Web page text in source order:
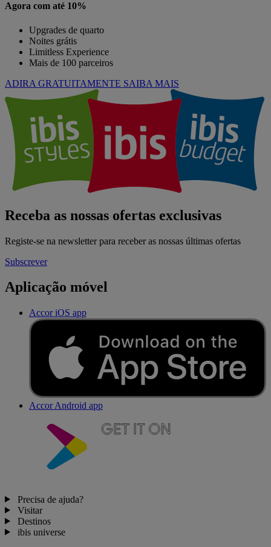
Agora com até 10%
Upgrades de quarto
Noites grátis
Limitless Experience
Mais de 100 parceiros
ADIRA GRATUITAMENTE SAIBA MAIS
Receba as nossas ofertas exclusivas
Registe-se na newsletter para receber as nossas últimas ofertas
Subscrever
Aplicação móvel
Accor iOS app
Accor Android app
Precisa de ajuda?
Visitar
Destinos
ibis universe